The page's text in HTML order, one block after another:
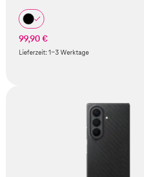
99,90 €
Lieferzeit:1-3 Werktage